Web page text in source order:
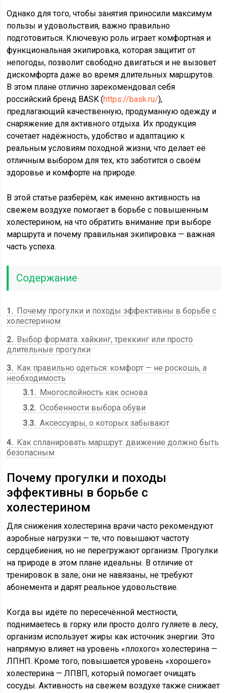
Однако для того, чтобы занятия приносили максимум
пользы и удовольствия, важно правильно
подготовиться. Ключевую роль играет комфортная и
функциональная экипировка, которая защитит от
непогоды, позволит свободно двигаться и не вызовет
дискомфорта даже во время длительных маршрутов.
В этом плане отлично зарекомендовал себя
российский бренд BASK (https://bask.ru/),
предлагающий качественную, продуманную одежду и
снаряжение для активного отдыха. Их продукция
сочетает надёжность, удобство и адаптацию к
реальным условиям походной жизни, что делает её
отличным выбором для тех, кто заботится о своём
здоровье и комфорте на природе.
В этой статье разберём, как именно активность на
свежем воздухе помогает в борьбе с повышенным
холестерином, на что обратить внимание при выборе
маршрута и почему правильная экипировка — важная
часть успеха.
Содержание
1
Почему прогулки и походы эффективны в борьбе с
холестерином
2
Выбор формата: хайкинг, треккинг или просто
длительные прогулки
3
Как правильно одеться: комфорт — не роскошь, а
необходимость
3.1
Многослойность как основа
3.2 Особенности выбора обуви
3.3 Аксессуары, о которых забывают
4
Как спланировать маршрут: движение должно быть
безопасным
Почему прогулки и походы
эффективны в борьбе с
холестерином
Для снижения холестерина врачи часто рекомендуют
аэробные нагрузки — те, что повышают частоту
сердцебиения, но не перегружают организм. Прогулки
на природе в этом плане идеальны. В отличие от
тренировок в зале, они не навязаны, не требуют
абонемента и дарят реальное удовольствие.
Когда вы идёте по пересечённой местности,
поднимаетесь в горку или просто долго гуляете в лесу,
организм использует жиры как источник энергии. Это
напрямую влияет на уровень «плохого» холестерина —
ЛПНП. Кроме того, повышается уровень «хорошего»
холестерина — ЛПВП, который помогает очищать
сосуды. Активность на свежем воздухе также снижает